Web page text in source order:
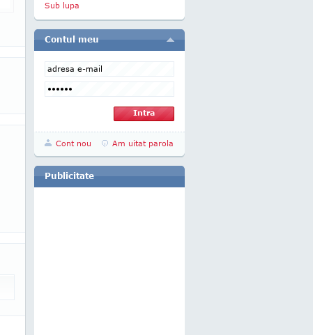
Sub lupa
Contul meu
Cont nou Am uitat parola
Publicitate